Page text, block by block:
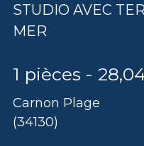
STUDIO AVEC
MER
1 pièces -
Carnon Plage
(34130)